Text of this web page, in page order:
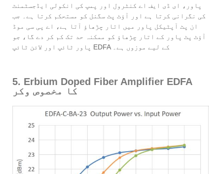
پاور، ای ڈی ایف اے کنٹرول اور پمپ کی انکولی ایڈجسٹمنٹ
کی نگرانی کرتا ہے اور آؤٹ پٹ سگنل کو مستحکم کرتا ہے۔ جب
ان پٹ آپٹیکل پاور میں اتار چڑھاؤ آتا ہے، اے پی سی موڈ
آؤٹ پٹ پاور کے اتار چڑھاؤ کو ممکنہ حد تک کم کر دے گا، جو
پاور ٹائپ اور لائن ٹائپ EDFA کے لیے موزوں ہے۔
5. Erbium Doped Fiber Amplifier EDFA
کا مخصوص وکر